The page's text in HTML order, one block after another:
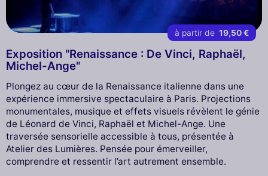
à partir de 19,50 €
Exposition "Renaissance : De Vinci, Raphaël,
Michel-Ange"
Plongez au cœur de la Renaissance italienne dans une
expérience immersive spectaculaire à Paris. Projections
monumentales, musique et effets visuels révèlent le génie
de Léonard de Vinci, Raphaël et Michel-Ange. Une
traversée sensorielle accessible à tous, présentée à
Atelier des Lumières. Pensée pour émerveiller,
comprendre et ressentir l’art autrement ensemble.